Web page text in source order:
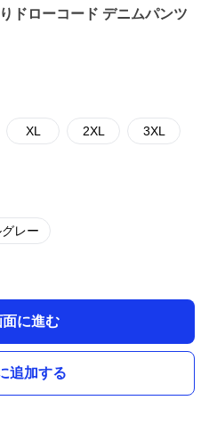
ドローコード デニムパンツ
XL 2XL 3XL
レー
に進む
追加する